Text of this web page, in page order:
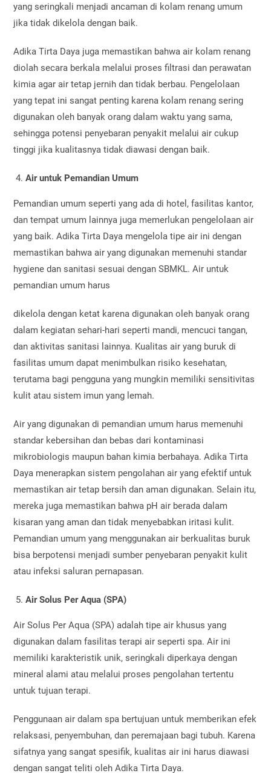
yang seringkali menjadi ancaman di kolam renang umum
jika tidak dikelola dengan baik.
Adika Tirta Daya juga memastikan bahwa air kolam renang
diolah secara berkala melalui proses filtrasi dan perawatan
kimia agar air tetap jernih dan tidak berbau. Pengelolaan
yang tepat ini sangat penting karena kolam renang sering
digunakan oleh banyak orang dalam waktu yang sama,
sehingga potensi penyebaran penyakit melalui air cukup
tinggi jika kualitasnya tidak diawasi dengan baik.
Air untuk Pemandian Umum
Pemandian umum seperti yang ada di hotel, fasilitas kantor,
dan tempat umum lainnya juga memerlukan pengelolaan air
yang baik. Adika Tirta Daya mengelola tipe air ini dengan
memastikan bahwa air yang digunakan memenuhi standar
hygiene dan sanitasi sesuai dengan SBMKL. Air untuk
pemandian umum harus
dikelola dengan ketat karena digunakan oleh banyak orang
dalam kegiatan sehari-hari seperti mandi, mencuci tangan,
dan aktivitas sanitasi lainnya. Kualitas air yang buruk di
fasilitas umum dapat menimbulkan risiko kesehatan,
terutama bagi pengguna yang mungkin memiliki sensitivitas
kulit atau sistem imun yang lemah.
Air yang digunakan di pemandian umum harus memenuhi
standar kebersihan dan bebas dari kontaminasi
mikrobiologis maupun bahan kimia berbahaya. Adika Tirta
Daya menerapkan sistem pengolahan air yang efektif untuk
memastikan air tetap bersih dan aman digunakan. Selain itu,
mereka juga memastikan bahwa pH air berada dalam
kisaran yang aman dan tidak menyebabkan iritasi kulit.
Pemandian umum yang menggunakan air berkualitas buruk
bisa berpotensi menjadi sumber penyebaran penyakit kulit
atau infeksi saluran pernapasan.
Air Solus Per Aqua (SPA)
Air Solus Per Aqua (SPA) adalah tipe air khusus yang
digunakan dalam fasilitas terapi air seperti spa. Air ini
memiliki karakteristik unik, seringkali diperkaya dengan
mineral alami atau melalui proses pengolahan tertentu
untuk tujuan terapi.
Penggunaan air dalam spa bertujuan untuk memberikan efek
relaksasi, penyembuhan, dan peremajaan bagi tubuh. Karena
sifatnya yang sangat spesifik, kualitas air ini harus diawasi
dengan sangat teliti oleh Adika Tirta Daya.